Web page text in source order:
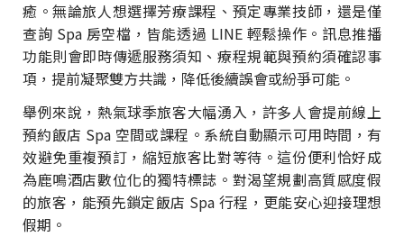
癒。無論旅人想選擇芳療課程、預定專業技師，還是僅
查詢 Spa 房空檔，皆能透過 LINE 輕鬆操作。訊息推播
功能則會即時傳遞服務須知、療程規範與預約須確認事
項，提前凝聚雙方共識，降低後續誤會或紛爭可能。
舉例來說，熱氣球季旅客大幅湧入，許多人會提前線上
預約飯店 Spa 空間或課程。系統自動顯示可用時間，有
效避免重複預訂，縮短旅客比對等待。這份便利恰好成
為鹿鳴酒店數位化的獨特標誌。對渴望規劃高質感度假
的旅客，能預先鎖定飯店 Spa 行程，更能安心迎接理想
假期。